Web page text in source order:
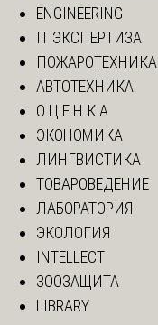
ENGINEERING
IT ЭКСПЕРТИЗА
ПОЖАРОТЕХНИКА
АВТОТЕХНИКА
О Ц Е Н К А
ЭКОНОМИКА
ЛИНГВИСТИКА
ТОВАРОВЕДЕНИЕ
ЛАБОРАТОРИЯ
ЭКОЛОГИЯ
INTELLECT
ЗООЗАЩИТА
LIBRARY